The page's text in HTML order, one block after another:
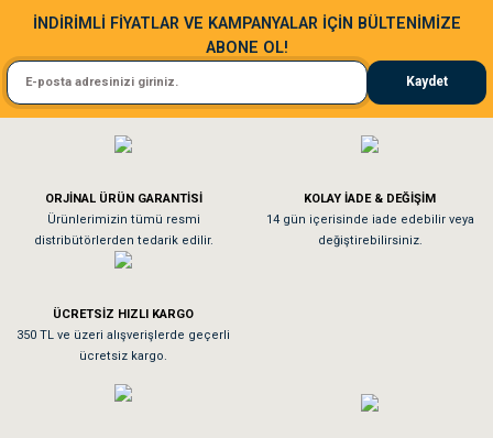
Gönder
Kedim taze mamaya bayıldı kargo fimrasın da bir sorun yaşadım ve arkadaşlar
El**** Ek******
Köpeğim bayıldı hediyeler için teşekkürler
As**** Tu******
Tavşanım kafesinin kalitesine ve paketlemesine bayıldım
Sa**** On******
İNDİRİMLİ FİYATLAR VE KAMPANYALAR İÇİN BÜLTENİMİZE
ABONE OL!
Kaydet
ORJİNAL ÜRÜN GARANTİSİ
Ürünlerimizin tümü resmi
distribütörlerden tedarik edilir.
KOLAY İADE & DEĞİŞİM
14 gün içerisinde iade edebilir veya
değiştirebilirsiniz.
ÜCRETSİZ HIZLI KARGO
350 TL ve üzeri alışverişlerde geçerli
ücretsiz kargo.